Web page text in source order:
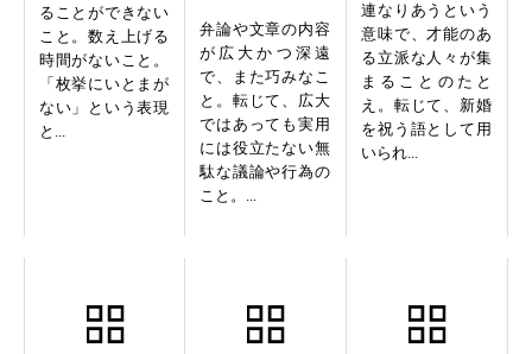
ることができない
こと。数え上げる
時間がないこと。
「枚挙にいとまが
ない」という表現
と...
弁論や文章の内容
が広大かつ深遠
で、また巧みなこ
と。転じて、広大
ではあっても実用
には役立たない無
駄な議論や行為の
こと。...
連なりあうという
意味で、才能のあ
る立派な人々が集
まることのたと
え。転じて、新婚
を祝う語として用
いられ...